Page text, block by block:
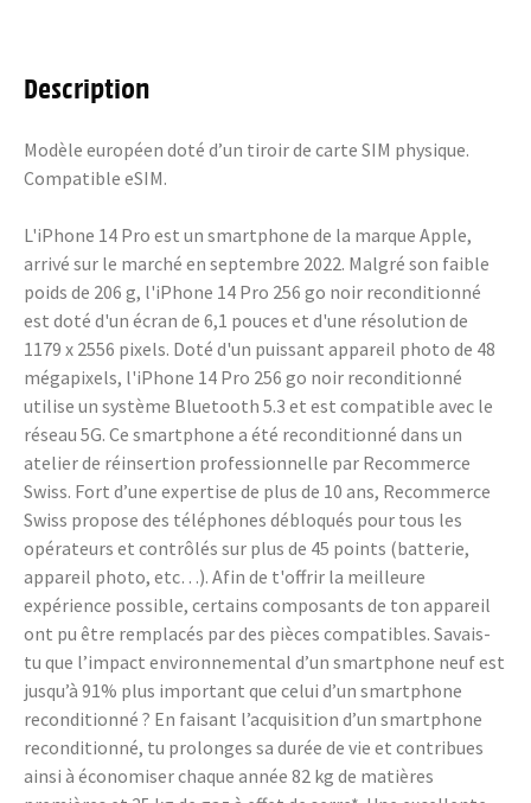
Description
Modèle européen doté d’un tiroir de carte SIM physique.
Compatible eSIM.
L'iPhone 14 Pro est un smartphone de la marque Apple,
arrivé sur le marché en septembre 2022. Malgré son faible
poids de 206 g, l'iPhone 14 Pro 256 go noir reconditionné
est doté d'un écran de 6,1 pouces et d'une résolution de
1179 x 2556 pixels. Doté d'un puissant appareil photo de 48
mégapixels, l'iPhone 14 Pro 256 go noir reconditionné
utilise un système Bluetooth 5.3 et est compatible avec le
réseau 5G. Ce smartphone a été reconditionné dans un
atelier de réinsertion professionnelle par Recommerce
Swiss. Fort d’une expertise de plus de 10 ans, Recommerce
Swiss propose des téléphones débloqués pour tous les
opérateurs et contrôlés sur plus de 45 points (batterie,
appareil photo, etc…). Afin de t'offrir la meilleure
expérience possible, certains composants de ton appareil
ont pu être remplacés par des pièces compatibles. Savais-
tu que l’impact environnemental d’un smartphone neuf est
jusqu’à 91% plus important que celui d’un smartphone
reconditionné ? En faisant l’acquisition d’un smartphone
reconditionné, tu prolonges sa durée de vie et contribues
ainsi à économiser chaque année 82 kg de matières